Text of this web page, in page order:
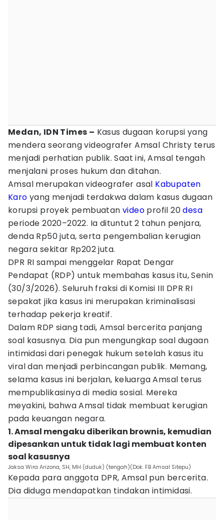
Medan, IDN Times – Kasus dugaan korupsi yang
mendera seorang videografer Amsal Christy terus
menjadi perhatian publik. Saat ini, Amsal tengah
menjalani proses hukum dan ditahan.
Amsal merupakan videografer asal Kabupaten
Karo yang menjadi terdakwa dalam kasus dugaan
korupsi proyek pembuatan video profil 20desa
periode 2020–2022. Ia dituntut 2 tahun penjara,
denda Rp50 juta, serta pengembalian kerugian
negara sekitar Rp202 juta.
DPR RI sampai menggelar Rapat Dengar
Pendapat (RDP) untuk membahas kasus itu, Senin
(30/3/2026). Seluruh fraksi di Komisi III DPR RI
sepakat jika kasus ini merupakan kriminalisasi
terhadap pekerja kreatif.
Dalam RDP siang tadi, Amsal bercerita panjang
soal kasusnya. Dia pun mengungkap soal dugaan
intimidasi dari penegak hukum setelah kasus itu
viral dan menjadi perbincangan publik. Memang,
selama kasus ini berjalan, keluarga Amsal terus
mempublikasinya di media sosial. Mereka
meyakini, bahwa Amsal tidak membuat kerugian
pada keuangan negara.
1. Amsal mengaku diberikan brownis, kemudian
dipesankan untuk tidak lagi membuat konten
soal kasusnya
Jaksa Wira Arizona, SH, MH (duduk) (tengah)(Dok. FB Amsal Sitepu)
Kepada para anggota DPR, Amsal pun bercerita.
Dia diduga mendapatkan tindakan intimidasi.